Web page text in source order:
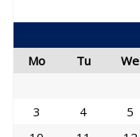
Mo
Tu We
3
4 5